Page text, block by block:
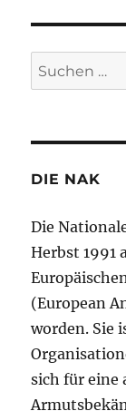
Suchen
nach:
DIE NAK
Die
Herbst 1991
(European
worden. Sie
sich für eine